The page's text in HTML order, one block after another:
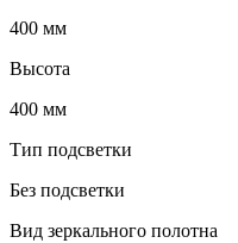
400 мм
Высота
400 мм
Тип подсветки
Без подсветки
Вид зеркального полотна